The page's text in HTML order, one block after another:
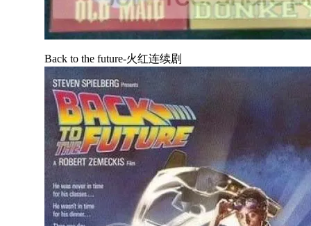
Back to the future-火红连续剧